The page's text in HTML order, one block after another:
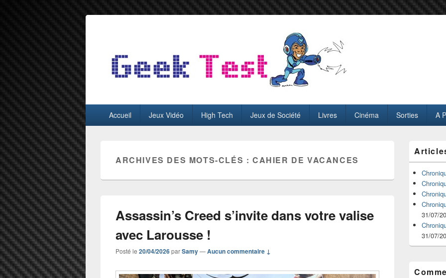
GeekTest
principalAccueil Jeux Vidéo High Tech Jeux de Société Livres Cinéma Sorties A
ARCHIVES DES MOTS-CLÉS :CAHIER DE VACANCES
Assassin’s Creed s’invite dans votre valise
avec Larousse !
Posté le 20/04/2026parSamy—Aucun commentaire ↓
principale
de
widget
pour
barre
latérale
31/07/
31/07/